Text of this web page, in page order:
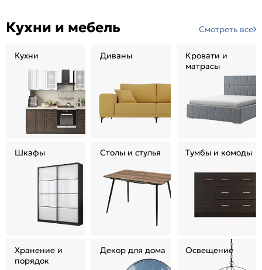
Кухни и мебель Смотреть все
Кухни Диваны
Кровати и
матрасы
Шкафы Столы и стулья Тумбы и комоды
Хранение и
порядок
Декор для дома Освещение